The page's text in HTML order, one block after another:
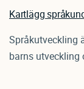
Kartlägg
Språkutveckling
barns utveckling